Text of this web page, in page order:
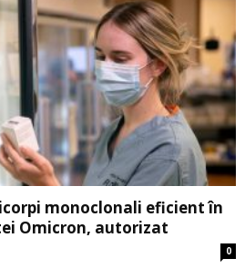
monoclonali eficient în
Omicron, autorizat
0